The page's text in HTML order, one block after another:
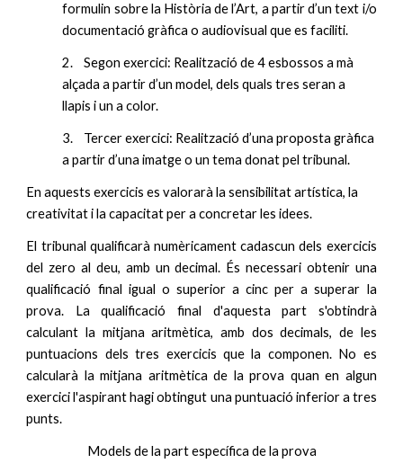
formulin sobre la Història de l’Art, a partir d’un text i/o
documentació gràfica o audiovisual que es faciliti.
2.
Segon exercici: Realització de 4 esbossos a mà
alçada a partir d’un model, dels quals tres seran a
llapis i un a color.
3.
Tercer exercici: Realització d’una proposta gràfica
a partir d’una imatge o un tema donat pel tribunal.
En aquests exercicis es valorarà la sensibilitat artística, la
creativitat i la capacitat per a concretar les idees.
El tribunal qualificarà numèricament cadascun dels exercicis
del zero al deu, amb un decimal. És necessari obtenir una
qualificació final igual o superior a cinc per a superar la
prova. La qualificació final d'aquesta part s'obtindrà
calculant la mitjana aritmètica, amb dos decimals, de les
puntuacions dels tres exercicis que la componen. No es
calcularà la mitjana aritmètica de la prova quan en algun
exercici l'aspirant hagi obtingut una puntuació inferior a tres
punts.
Models de la part específica de la prova